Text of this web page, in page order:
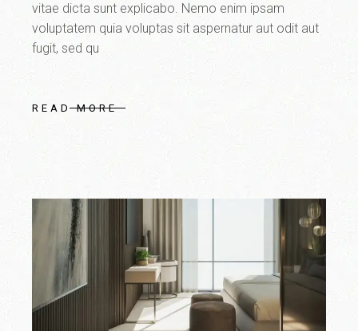
vitae dicta sunt explicabo. Nemo enim ipsam
voluptatem quia voluptas sit aspernatur aut odit aut
fugit, sed qu
READ MORE